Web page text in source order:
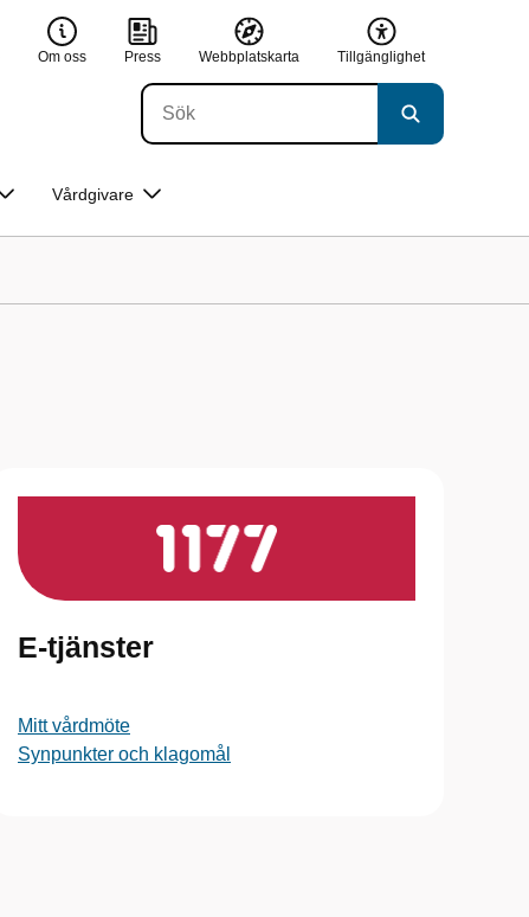
Om oss Press Webbplatskarta Tillgänglighet
Vårdgivare
E-tjänster
Mitt vårdmöte
Synpunkter och klagomål